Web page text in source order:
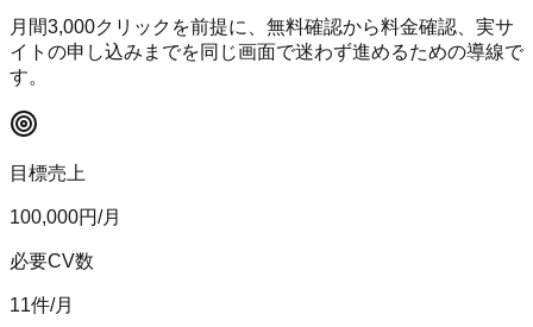
月間3,000クリックを前提に、無料確認から料金確認、実サ
イトの申し込みまでを同じ画面で迷わず進めるための導線で
す。
目標売上
100,000円/月
必要CV数
11件/月